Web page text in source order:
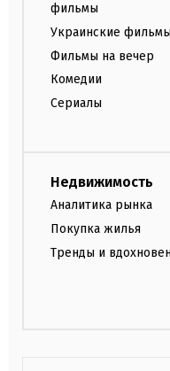
фильмы
Украинские
Фильмы на вечер
Комедии
Сериалы
Недвижимость
Аналитика рынка
Покупка жилья
Тренды и